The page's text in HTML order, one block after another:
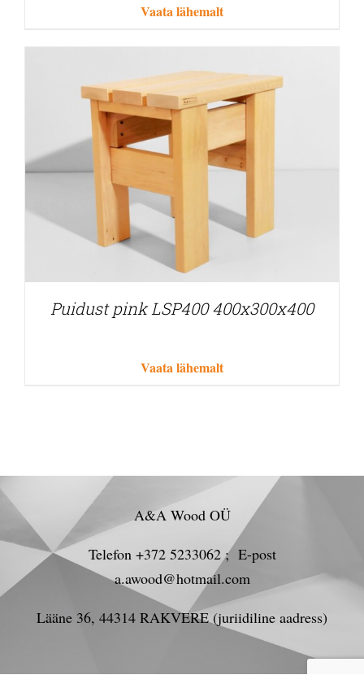
Vaata lähemalt
Puidust pink LSP400 400x300x400
Vaata lähemalt
A&A Wood OÜ
Telefon +372 5233062 ; E-post
a.awood@hotmail.com
Lääne 36, 44314 RAKVERE (juriidiline aadress)